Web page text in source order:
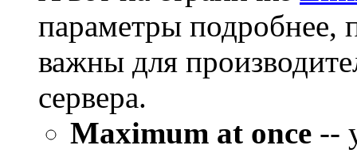
параметры подробнее,
важны для
сервера.
Maximum at once --